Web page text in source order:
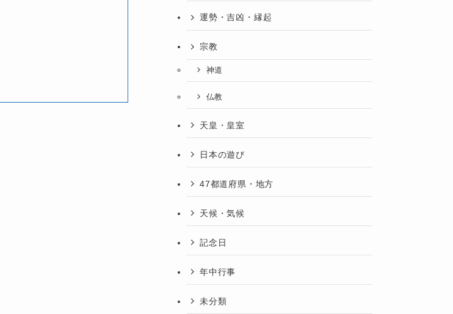
運勢・吉凶・縁起
宗教
神道
仏教
天皇・皇室
日本の遊び
47都道府県・地方
天候・気候
記念日
年中行事
未分類